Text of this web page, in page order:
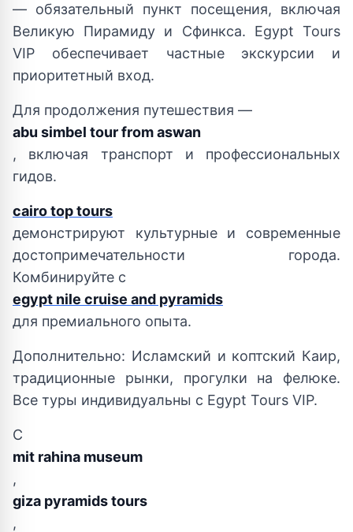
— обязательный пункт посещения, включая
Великую Пирамиду и Сфинкса. Egypt Tours
VIP обеспечивает частные экскурсии и
приоритетный вход.
Для продолжения путешествия —
abu simbel tour from aswan
, включая транспорт и профессиональных
гидов.
cairo top tours
демонстрируют культурные и современные
достопримечательности города.
Комбинируйте с
egypt nile cruise and pyramids
для премиального опыта.
Дополнительно: Исламский и коптский Каир,
традиционные рынки, прогулки на фелюке.
Все туры индивидуальны с Egypt Tours VIP.
С
mit rahina museum
,
giza pyramids tours
,